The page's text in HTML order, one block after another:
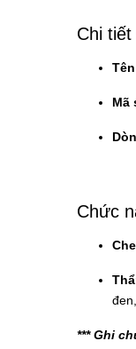
Chi
Mã
Chức
*** Ghi